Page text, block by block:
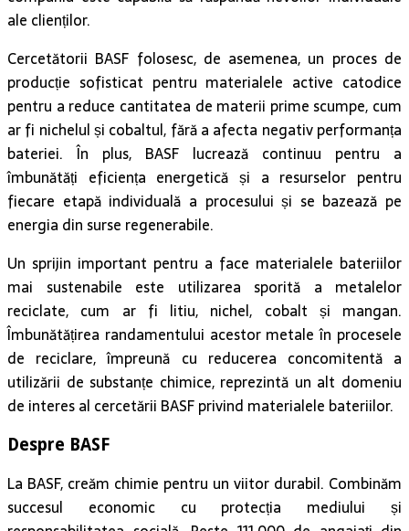
ale clienților.
Cercetătorii BASF folosesc, de asemenea, un proces de
producție sofisticat pentru materialele active catodice
pentru a reduce cantitatea de materii prime scumpe, cum
ar fi nichelul și cobaltul, fără a afecta negativ performanța
bateriei. În plus, BASF lucrează continuu pentru a
îmbunătăți eficiența energetică și a resurselor pentru
fiecare etapă individuală a procesului și se bazează pe
energia din surse regenerabile.
Un sprijin important pentru a face materialele bateriilor
mai sustenabile este utilizarea sporită a metalelor
reciclate, cum ar fi litiu, nichel, cobalt și mangan.
Îmbunătățirea randamentului acestor metale în procesele
de reciclare, împreună cu reducerea concomitentă a
utilizării de substanțe chimice, reprezintă un alt domeniu
de interes al cercetării BASF privind materialele bateriilor.
Despre BASF
La BASF, creăm chimie pentru un viitor durabil. Combinăm
succesul economic cu protecția mediului și